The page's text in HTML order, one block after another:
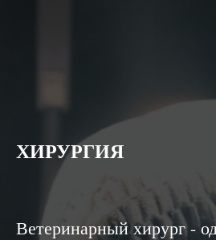
ХИРУРГИЯ
Ветеринарный хирург -